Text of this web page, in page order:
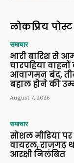
लोकप्रिय पोस्ट
समाचार
भारी बारिश से
चारपहिया वाहनों
आवागमन बंद,
बहाल होने की
August 7, 2026
समाचार
सोशल मीडिया
वायरल, राजगढ़
आरक्षी निलंबित